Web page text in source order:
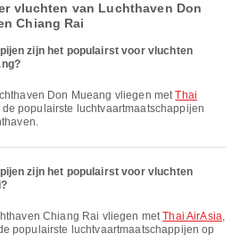
vluchten van Luchthaven Don
Chiang Rai
zijn het populairst voor vluchten
Don Mueang vliegen metThai
de populairste luchtvaartmaatschappijen
zijn het populairst voor vluchten
Chiang Rai vliegen metThai AirAsia,
populairste luchtvaartmaatschappijen op